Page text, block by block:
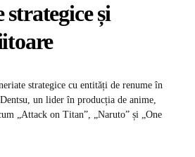
și
strategice cu entități de renume în
un lider în producția de anime,
„Attack on Titan”, „Naruto” și „One